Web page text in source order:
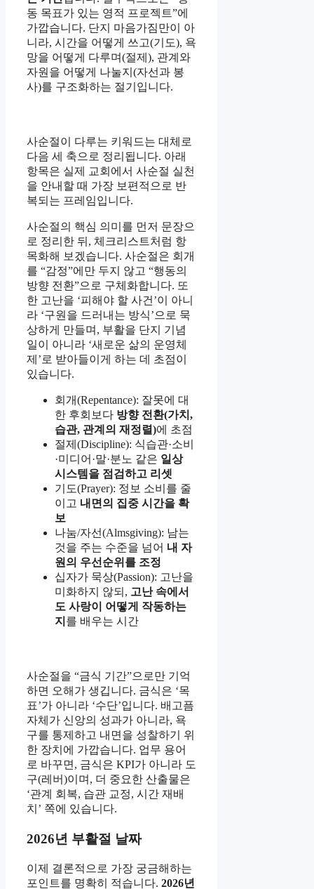
동 목표가 있는 영적 프로젝트”에
가깝습니다. 단지 마음가짐만이 아
니라, 시간을 어떻게 쓰고(기도), 욕
망을 어떻게 다루며(절제), 관계와
자원을 어떻게 나눌지(자선과 봉
사)를 구조화하는 절기입니다.
사순절이 다루는 키워드는 대체로
다음 세 축으로 정리됩니다. 아래
항목은 실제 교회에서 사순절 실천
을 안내할 때 가장 보편적으로 반
복되는 프레임입니다.
사순절의 핵심 의미를 먼저 문장으
로 정리한 뒤, 체크리스트처럼 항
목화해 보겠습니다. 사순절은 회개
를 “감정”에만 두지 않고 “행동의
방향 전환”으로 구체화합니다. 또
한 고난을 ‘피해야 할 사건’이 아니
라 ‘구원을 드러내는 방식’으로 묵
상하게 만들며, 부활을 단지 기념
일이 아니라 ‘새로운 삶의 운영체
제’로 받아들이게 하는 데 초점이
있습니다.
회개(Repentance): 잘못에 대
한 후회보다 방향 전환(가치,
습관, 관계의 재정렬)에 초점
절제(Discipline): 식습관·소비
·미디어·말·분노 같은 일상
시스템을 점검하고 리셋
기도(Prayer): 정보 소비를 줄
이고 내면의 집중 시간을 확
보
나눔/자선(Almsgiving): 남는
것을 주는 수준을 넘어 내 자
원의 우선순위를 조정
십자가 묵상(Passion): 고난을
미화하지 않되, 고난 속에서
도 사랑이 어떻게 작동하는
지 를 배우는 시간
사순절을 “금식 기간”으로만 기억
하면 오해가 생깁니다. 금식은 ‘목
표’가 아니라 ‘수단’입니다. 배고픔
자체가 신앙의 성과가 아니라, 욕
구를 통제하고 내면을 성찰하기 위
한 장치에 가깝습니다. 업무 용어
로 바꾸면, 금식은 KPI가 아니라 도
구(레버)이며, 더 중요한 산출물은
‘관계 회복, 습관 교정, 시간 재배
치’ 쪽에 있습니다.
2026년 부활절 날짜
이제 결론적으로 가장 궁금해하는
포인트를 명확히 적습니다. 2026년